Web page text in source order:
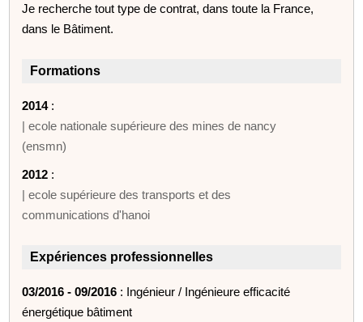
Je recherche tout type de contrat, dans toute la France,
dans le Bâtiment.
Formations
2014:
| ecole nationale supérieure des mines de nancy
(ensmn)
2012 :
| ecole supérieure des transports et des
communications d'hanoi
Expériences professionnelles
03/2016 - 09/2016 : Ingénieur / Ingénieure efficacité
énergétique bâtiment